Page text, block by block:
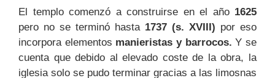
El templo comenzó a construirse en el año 1625
pero no se terminó hasta 1737 (s. XVIII) por eso
incorpora elementos manieristas y barrocos. Y se
cuenta que debido al elevado coste de la obra, la
iglesia solo se pudo terminar gracias a las limosnas